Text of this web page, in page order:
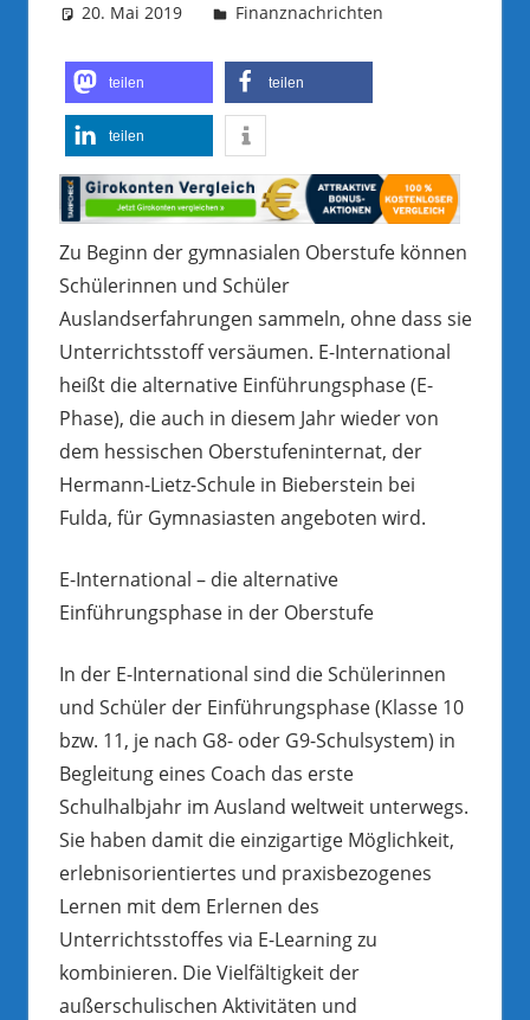
20. Mai 2019 adminus
Finanznachrichten
teilen teilen
teilen
Zu Beginn der gymnasialen Oberstufe können
Schülerinnen und Schüler
Auslandserfahrungen sammeln, ohne dass sie
Unterrichtsstoff versäumen. E-International
heißt die alternative Einführungsphase (E-
Phase), die auch in diesem Jahr wieder von
dem hessischen Oberstufeninternat, der
Hermann-Lietz-Schule in Bieberstein bei
Fulda, für Gymnasiasten angeboten wird.
E-International – die alternative
Einführungsphase in der Oberstufe
In der E-International sind die Schülerinnen
und Schüler der Einführungsphase (Klasse 10
bzw. 11, je nach G8- oder G9-Schulsystem) in
Begleitung eines Coach das erste
Schulhalbjahr im Ausland weltweit unterwegs.
Sie haben damit die einzigartige Möglichkeit,
erlebnisorientiertes und praxisbezogenes
Lernen mit dem Erlernen des
Unterrichtsstoffes via E-Learning zu
kombinieren. Die Vielfältigkeit der
außerschulischen Aktivitäten und